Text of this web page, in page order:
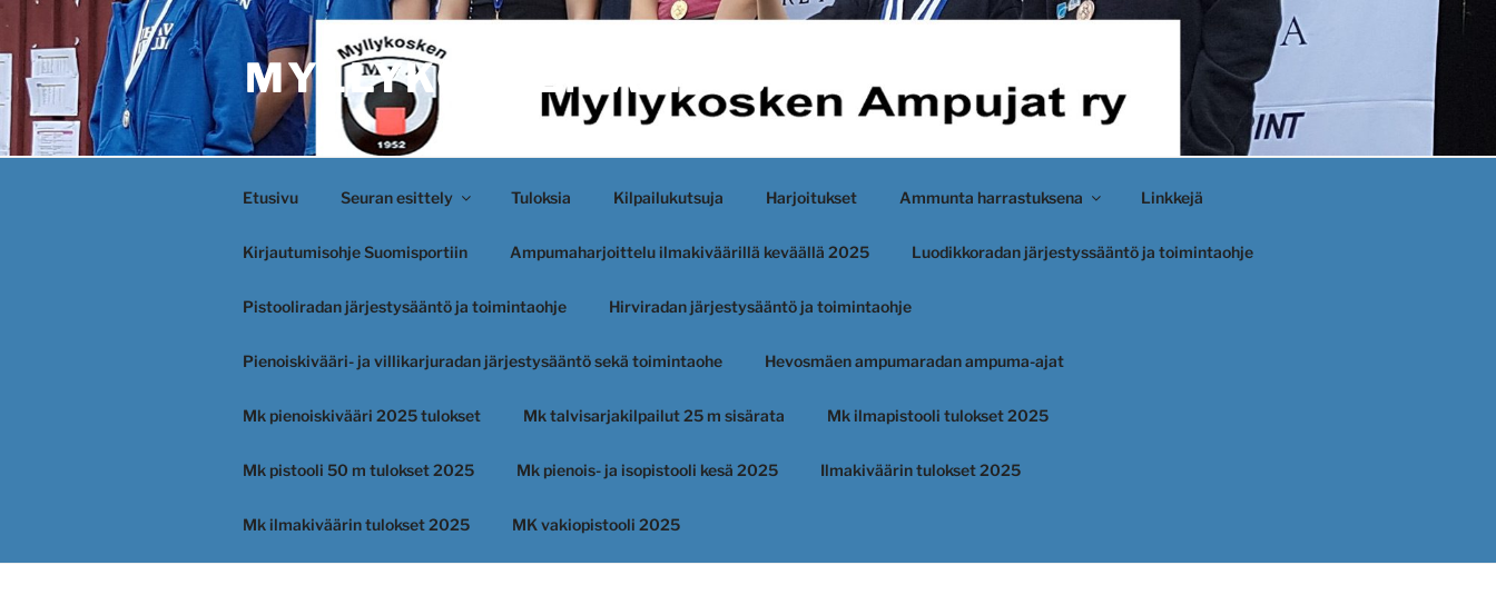
Siirry
sisältöön
MYLLYKOSKEN AMPUJAT
Etusivu Seuran esittely Tuloksia Kilpailukutsuja Harjoitukset Ammunta harrastuksena Linkkejä
Kirjautumisohje Suomisportiin Ampumaharjoittelu ilmakiväärillä keväällä 2025 Luodikkoradan järjestyssääntö ja toimintaohje
Pistooliradan järjestysääntö ja toimintaohje Hirviradan järjestysääntö ja toimintaohje
Pienoiskivääri- ja villikarjuradan järjestysääntö sekä toimintaohe Hevosmäen ampumaradan ampuma-ajat
Mk pienoiskivääri 2025 tulokset Mk talvisarjakilpailut 25 m sisärata Mk ilmapistooli tulokset 2025
Mk pistooli 50 m tulokset 2025 Mk pienois- ja isopistooli kesä 2025 Ilmakiväärin tulokset 2025
Mk ilmakiväärin tulokset 2025 MK vakiopistooli 2025